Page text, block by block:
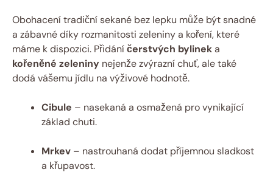
Obohacení tradiční sekané bez lepku může být snadné
a zábavné díky rozmanitosti zeleniny a koření, které
máme k dispozici. Přidáníčerstvých bylineka
kořeněné zeleniny nejenže zvýrazní chuť, ale také
dodá vášemu jídlu na výživové hodnotě.
Cibule – nasekaná a osmažená pro vynikající
základ chuti.
Mrkev – nastrouhaná dodat příjemnou sladkost
a křupavost.